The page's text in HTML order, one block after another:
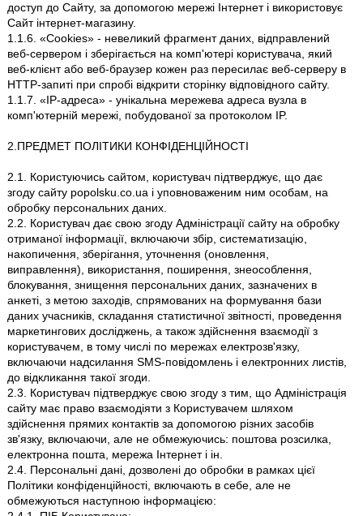
доступ до Сайту, за допомогою мережі Інтернет і використовує
Сайт інтернет-магазину.
1.1.6. «Cookies» - невеликий фрагмент даних, відправлений
веб-сервером і зберігається на комп'ютері користувача, який
веб-клієнт або веб-браузер кожен раз пересилає веб-серверу в
HTTP-запиті при спробі відкрити сторінку відповідного сайту.
1.1.7. «IP-адреса» - унікальна мережева адреса вузла в
комп'ютерній мережі, побудованої за протоколом IP.
2.ПРЕДМЕТ ПОЛІТИКИ КОНФІДЕНЦІЙНОСТІ
2.1. Користуючись сайтом, користувач підтверджує, що дає
згоду сайту popolsku.co.ua і уповноваженим ним особам, на
обробку персональних даних.
2.2. Користувач дає свою згоду Адміністрації сайту на обробку
отриманої інформації, включаючи збір, систематизацію,
накопичення, зберігання, уточнення (оновлення,
виправлення), використання, поширення, знеособлення,
блокування, знищення персональних даних, зазначених в
анкеті, з метою заходів, спрямованих на формування бази
даних учасників, складання статистичної звітності, проведення
маркетингових досліджень, а також здійснення взаємодії з
користувачем, в тому числі по мережах електрозв'язку,
включаючи надсилання SMS-повідомлень і електронних листів,
до відкликання такої згоди.
2.3. Користувач підтверджує свою згоду з тим, що Адміністрація
сайту має право взаємодіяти з Користувачем шляхом
здійснення прямих контактів за допомогою різних засобів
зв'язку, включаючи, але не обмежуючись: поштова розсилка,
електронна пошта, мережа Інтернет і ін.
2.4. Персональні дані, дозволені до обробки в рамках цієї
Політики конфіденційності, включають в себе, але не
обмежуються наступною інформацією: